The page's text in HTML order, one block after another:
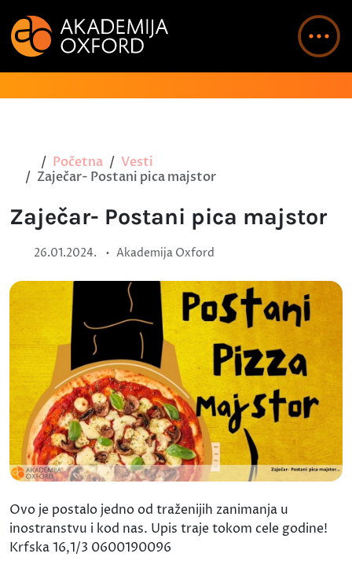
Početna
Vesti
Zaječar- Postani pica majstor
Zaječar- Postani pica majstor
26.01.2024. • Akademija Oxford
Ovo je postalo jedno od traženijih zanimanja u
inostranstvu i kod nas. Upis traje tokom cele godine!
Krfska 16,1/3 0600190096